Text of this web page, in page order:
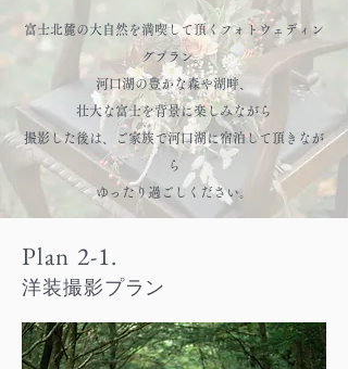
富士北麓の大自然を満喫して頂くフォトウェディン
グプラン。
河口湖の豊かな森や湖畔、
壮大な富士を背景に楽しみながら
撮影した後は、 ご家族で河口湖に宿泊して頂きなが
ら
ゆったり過 ごしください。
Plan 2-1.
洋装撮影プラン